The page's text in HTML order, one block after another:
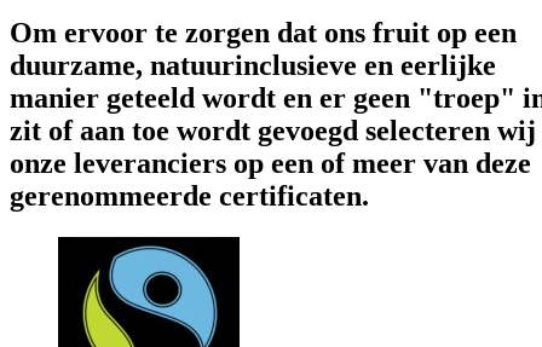
Om ervoor te zorgen dat ons fruit op een
duurzame, natuurinclusieve en eerlijke
manier geteeld wordt en er geen "troep"
zit of aan toe wordt gevoegd selecteren wij
onze leveranciers op een of meer van deze
gerenommeerde certificaten.